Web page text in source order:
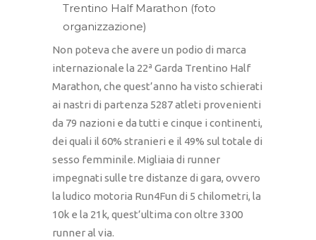
Trentino Half Marathon (foto
organizzazione)
Non poteva che avere un podio di marca
internazionale la 22ª Garda Trentino Half
Marathon, che quest’anno ha visto schierati
ai nastri di partenza 5287 atleti provenienti
da 79 nazioni e da tutti e cinque i continenti,
dei quali il 60% stranieri e il 49% sul totale di
sesso femminile. Migliaia di runner
impegnati sulle tre distanze di gara, ovvero
la ludico motoria Run4Fun di 5 chilometri, la
10k e la 21k, quest’ultima con oltre 3300
runner al via.